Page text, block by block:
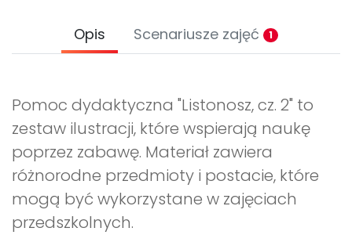
Opis Scenariusze zajęć 1
Pomoc dydaktyczna "Listonosz, cz. 2" to
zestaw ilustracji, które wspierają naukę
poprzez zabawę. Materiał zawiera
różnorodne przedmioty i postacie, które
mogą być wykorzystane w zajęciach
przedszkolnych.